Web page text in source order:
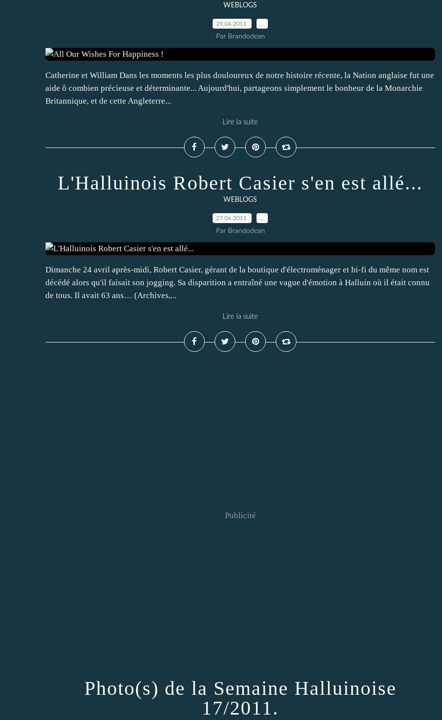
WEBLOGS
29.04.2011
Par Brandodean
Catherine et William Dans les moments les plus douloureux de notre histoire récente, la Nation anglaise fut une
aide ô combien précieuse et déterminante... Aujourd'hui, partageons simplement le bonheur de la Monarchie
Britannique, et de cette Angleterre...
Lire la suite
L'Halluinois Robert Casier s'en est allé...
WEBLOGS
27.04.2011
Par Brandodean
Dimanche 24 avril après-midi, Robert Casier, gérant de la boutique d'électroménager et hi-fi du même nom est
décédé alors qu'il faisait son jogging. Sa disparition a entraîné une vague d'émotion à Halluin où il était connu
de tous. Il avait 63 ans… (Archives,...
Lire la suite
Publicité
Photo(s) de la Semaine Halluinoise
17/2011.